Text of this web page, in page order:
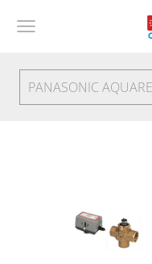
PANASONIC